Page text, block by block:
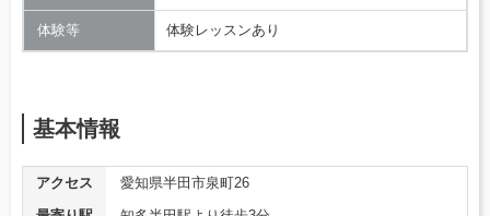
体験等 体験レッスンあり
基本情報
アクセス
愛知県半田市泉町26